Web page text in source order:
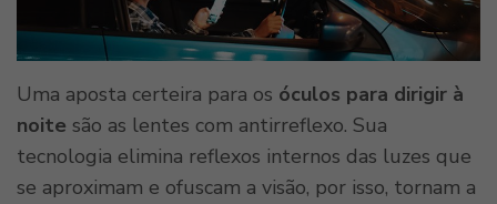
Uma aposta certeira para os óculos para dirigir à
noite são as lentes com antirreflexo. Sua
tecnologia elimina reflexos internos das luzes que
se aproximam e ofuscam a visão, por isso, tornam a